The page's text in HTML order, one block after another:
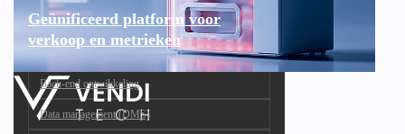
Geünificeerd platform voor
verkoop en metrieken
Back-end ontwikkeling
Data management (DMS)